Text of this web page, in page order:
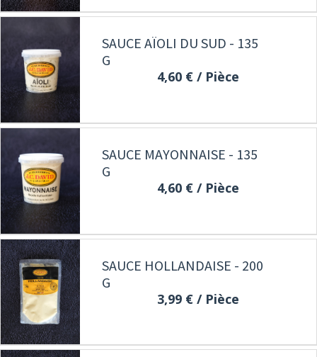
SAUCE AÏOLI DU SUD - 135
G
4,60 €/ Pièce
SAUCE MAYONNAISE - 135
G
4,60 €/ Pièce
SAUCE HOLLANDAISE - 200
G
3,99 €/ Pièce